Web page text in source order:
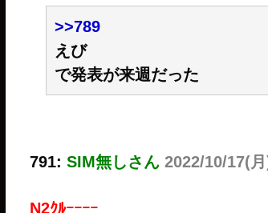
>>789
えび
で発表が来週だった
791: SIM無しさん 2022/10/17(
N2ｸﾙｰｰｰｰ